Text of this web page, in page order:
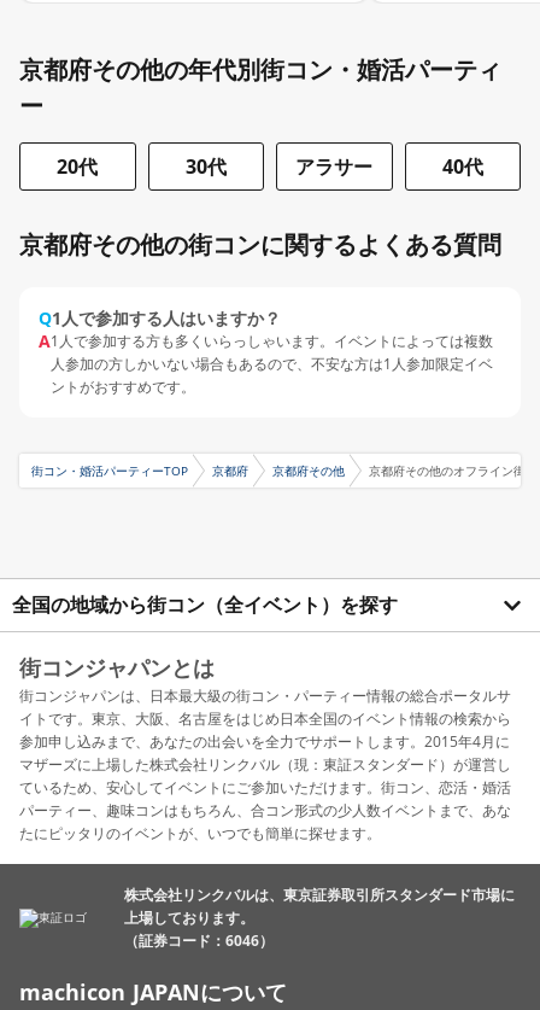
京都府その他の年代別街コン・婚活パーティ
ー
20代 30代 アラサー 40代
京都府その他の街コンに関するよくある質問
Q1人で参加する人はいますか？
A1人で参加する方も多くいらっしゃいます。イベントによっては複数
人参加の方しかいない場合もあるので、不安な方は1人参加限定イベ
ントがおすすめです。
街コン・婚活パーティーTOP 京都府 京都府その他 京都府その他のオフライン街
全国の地域から街コン（全イベント）を探す
街コンジャパンとは
街コンジャパンは、日本最大級の街コン・パーティー情報の総合ポータルサ
イトです。東京、大阪、名古屋をはじめ日本全国のイベント情報の検索から
参加申し込みまで、あなたの出会いを全力でサポートします。2015年4月に
マザーズに上場した株式会社リンクバル（現：東証スタンダード）が運営し
ているため、安心してイベントにご参加いただけます。街コン、恋活・婚活
パーティー、趣味コンはもちろん、合コン形式の少人数イベントまで、あな
たにピッタリのイベントが、いつでも簡単に探せます。
株式会社リンクバルは、東京証券取引所スタンダード市場に
上場しております。
（証券コード：6046）
machicon JAPANについて